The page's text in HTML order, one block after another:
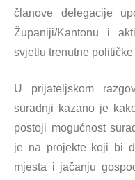
članove delegacije
Županiji/Kantonu i
svjetlu trenutne
U prijateljskom
suradnji kazano je
postoji mogućnost
je na projekte koji bi
mjesta i jačanju